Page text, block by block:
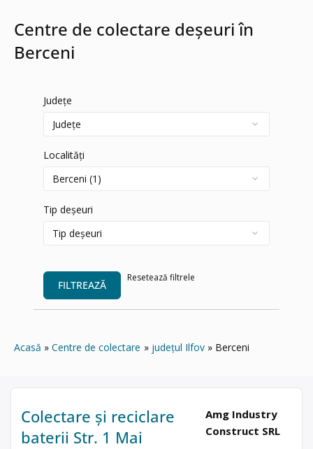
Centre de colectare deșeuri în
Berceni
Județe
Localități
Tip deșeuri
FILTREAZĂ
Resetează filtrele
Acasă Centre de colectare județul Ilfov Berceni
Colectare și reciclare
baterii Str. 1 Mai
Amg Industry
Construct SRL